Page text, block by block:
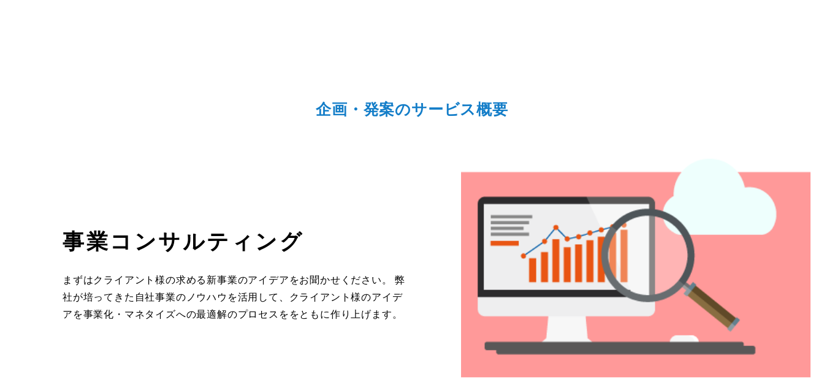
企画・発案のサービス概要
事業コンサルティング
まずはクライアント様の求める新事業のアイデアをお聞かせください。 弊
社が培ってきた自社事業のノウハウを活用して、クライアント様のアイデ
アを事業化・マネタイズへの最適解のプロセスををともに作り上げます。